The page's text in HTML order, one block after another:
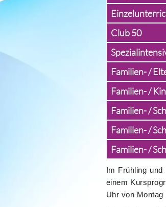
Club 50
Familien- /
Familien- /
Familien- /
Familien- /
Familien- /
Im Frühling
einem
Uhr von Montag